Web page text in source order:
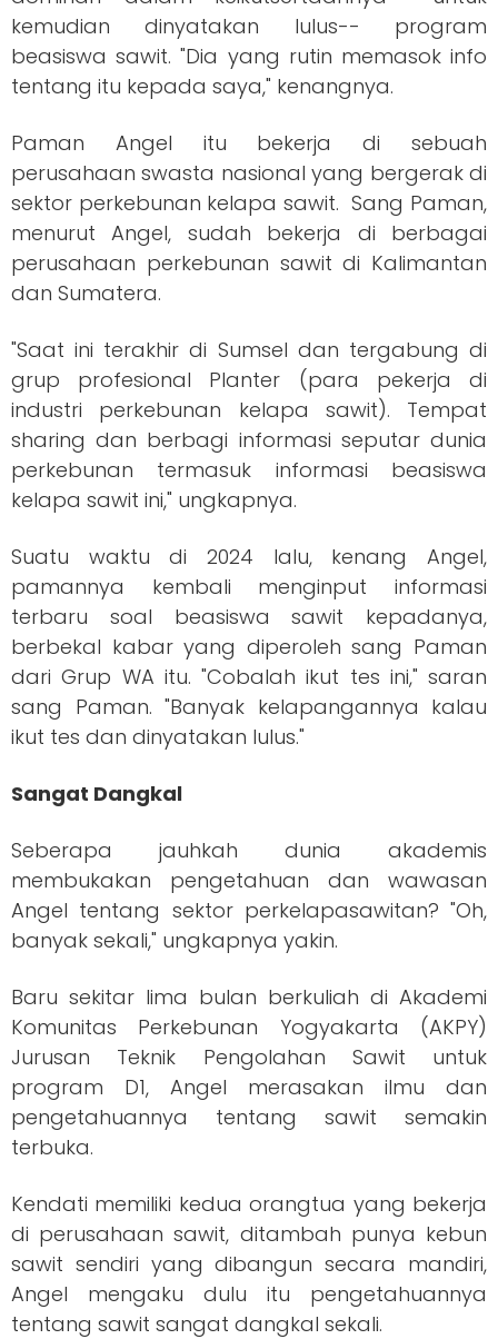
kemudian dinyatakan lulus-- program
beasiswa sawit. "Dia yang rutin memasok info
tentang itu kepada saya," kenangnya.
Paman Angel itu bekerja di sebuah
perusahaan swasta nasional yang bergerak di
sektor perkebunan kelapa sawit. Sang Paman,
menurut Angel, sudah bekerja di berbagai
perusahaan perkebunan sawit di Kalimantan
dan Sumatera.
"Saat ini terakhir di Sumsel dan tergabung di
grup profesional Planter (para pekerja di
industri perkebunan kelapa sawit). Tempat
sharing dan berbagi informasi seputar dunia
perkebunan termasuk informasi beasiswa
kelapa sawit ini," ungkapnya.
Suatu waktu di 2024 lalu, kenang Angel,
pamannya kembali menginput informasi
terbaru soal beasiswa sawit kepadanya,
berbekal kabar yang diperoleh sang Paman
dari Grup WA itu. "Cobalah ikut tes ini," saran
sang Paman. "Banyak kelapangannya kalau
ikut tes dan dinyatakan lulus."
Sangat Dangkal
Seberapa jauhkah dunia akademis
membukakan pengetahuan dan wawasan
Angel tentang sektor perkelapasawitan? "Oh,
banyak sekali," ungkapnya yakin.
Baru sekitar lima bulan berkuliah di Akademi
Komunitas Perkebunan Yogyakarta (AKPY)
Jurusan Teknik Pengolahan Sawit untuk
program D1, Angel merasakan ilmu dan
pengetahuannya tentang sawit semakin
terbuka.
Kendati memiliki kedua orangtua yang bekerja
di perusahaan sawit, ditambah punya kebun
sawit sendiri yang dibangun secara mandiri,
Angel mengaku dulu itu pengetahuannya
tentang sawit sangat dangkal sekali.